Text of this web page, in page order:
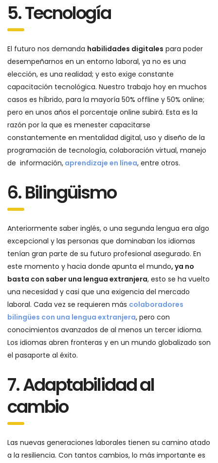
5. Tecnología
El futuro nos demanda habilidades digitales para poder
desempeñarnos en un entorno laboral, ya no es una
elección, es una realidad; y esto exige constante
capacitación tecnológica. Nuestro trabajo hoy en muchos
casos es híbrido, para la mayoría 50% offline y 50% online;
pero en unos años el porcentaje online subirá. Esta es la
razón por la que es menester capacitarse
constantemente en mentalidad digital, uso y diseño de la
programación de tecnología, colaboración virtual, manejo
de información, aprendizaje en línea, entre otros.
6. Bilingüismo
Anteriormente saber inglés, o una segunda lengua era algo
excepcional y las personas que dominaban los idiomas
tenían gran parte de su futuro profesional asegurado. En
este momento y hacia donde apunta el mundo, ya no
basta con saber una lengua extranjera, esto se ha vuelto
una necesidad y casi que una exigencia del mercado
laboral. Cada vez se requieren más colaboradores
bilingües con una lengua extranjera, pero con
conocimientos avanzados de al menos un tercer idioma.
Los idiomas abren fronteras y en un mundo globalizado son
el pasaporte al éxito.
7. Adaptabilidad al
cambio
Las nuevas generaciones laborales tienen su camino atado
a la resiliencia. Con tantos cambios, lo más importante es